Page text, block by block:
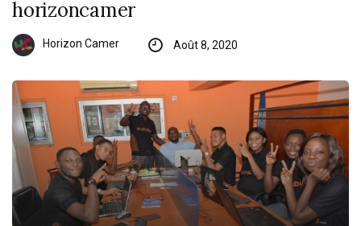
horizoncamer
Horizon Camer Août 8, 2020